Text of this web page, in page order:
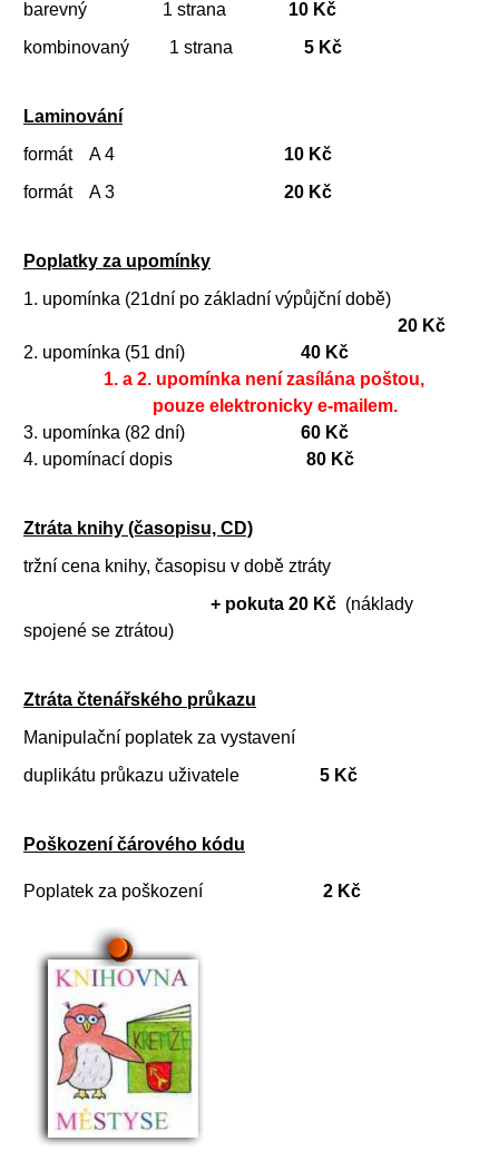
barevný 1 strana 10 Kč
kombinovaný 1 strana 5 Kč
Laminování
formát A 4 10 Kč
formát A 3 20 Kč
Poplatky za upomínky
1. upomínka (21dní po základní výpůjční době)
20 Kč
2. upomínka (51 dní) 40 Kč
1. a 2. upomínka není zasílána poštou,
pouze elektronicky e-mailem.
3. upomínka (82 dní) 60 Kč
4. upomínací dopis 80 Kč
Ztráta knihy (časopisu, CD)
tržní cena knihy, časopisu v době ztráty
+ pokuta 20 Kč (náklady
spojené se ztrátou)
Ztráta čtenářského průkazu
Manipulační poplatek za vystavení
duplikátu průkazu uživatele 5 Kč
Poškození čárového kódu
Poplatek za poškození 2 Kč